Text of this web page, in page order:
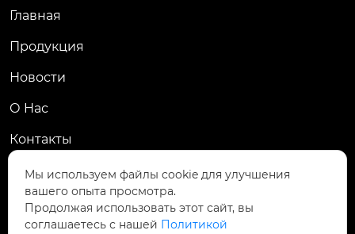
Главная
Продукция
Новости
О Hас
Контакты
Контакты

Пров. Хэнань, г. Цзяоцзо, уезд Учжи, промзона
Чжаньдянь, ул. Промышленная Средняя
Мы используем файлы cookie для улучшения
вашего опыта просмотра.
Продолжая использовать этот сайт, вы
соглашаетесь с нашей Политикой